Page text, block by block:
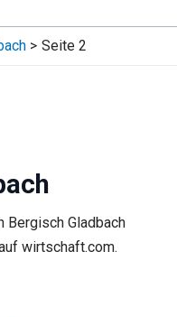
Seite 2
Bergisch Gladbach
wirtschaft.com.